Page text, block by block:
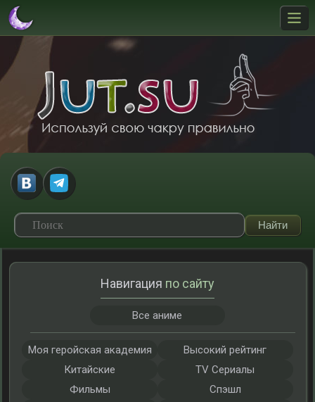
Навигация по сайту
Все аниме
Моя геройская академия
Высокий рейтинг
Китайские
TV Сериалы
Фильмы
Спэшл